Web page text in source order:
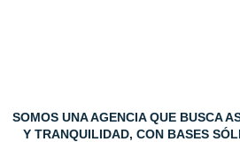
SOMOS UNA AGENCIA QUE BUSCA
Y TRANQUILIDAD, CON BASES